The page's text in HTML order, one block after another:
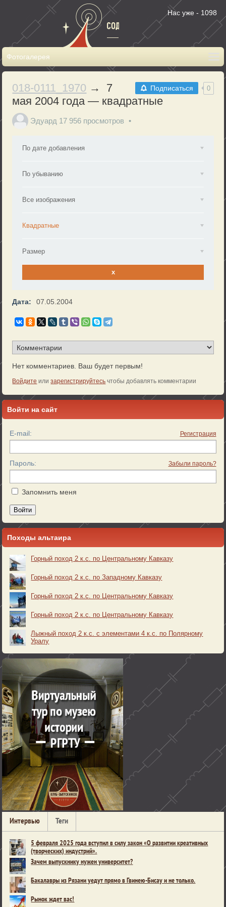
Нас уже - 1098
Подписаться 0
018-0111_1970 → 7
мая 2004 года — квадратные
Эдуард 17 956 просмотров
По дате добавления
По убыванию
Все изображения
Квадратные
Размер
x
Дата: 07.05.2004
Нет комментариев. Ваш будет первым!
Войдите илизарегистрируйтесь чтобы добавлять комментарии
Войти на сайт
E-mail: Регистрация
Пароль: Забыли пароль?
Запомнить меня
Войти
Походы альтаира
Горный поход 2 к.с. по Центральному Кавказу
Горный поход 2 к.с. по Западному Кавказу
Горный поход 2 к.с. по Центральному Кавказу
Горный поход 2 к.с. по Центральному Кавказу
Лыжный поход 2 к.с. с элементами 4 к.с. по Полярному
Уралу
Интервью Теги
5 февраля 2025 года вступил в силу закон «О развитии креативных
(творческих) индустрий».
Зачем выпускнику нужен университет?
Бакалавры из Рязани уедут прямо в Гвинею-Бисау и не только.
Рынок ждет вас!